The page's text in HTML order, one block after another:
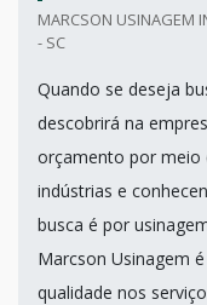
MARCSON USINAGEM
- SC
Quando se deseja
descobrirá na
orçamento por meio
indústrias e
busca é por
Marcson Usinagem
qualidade nos